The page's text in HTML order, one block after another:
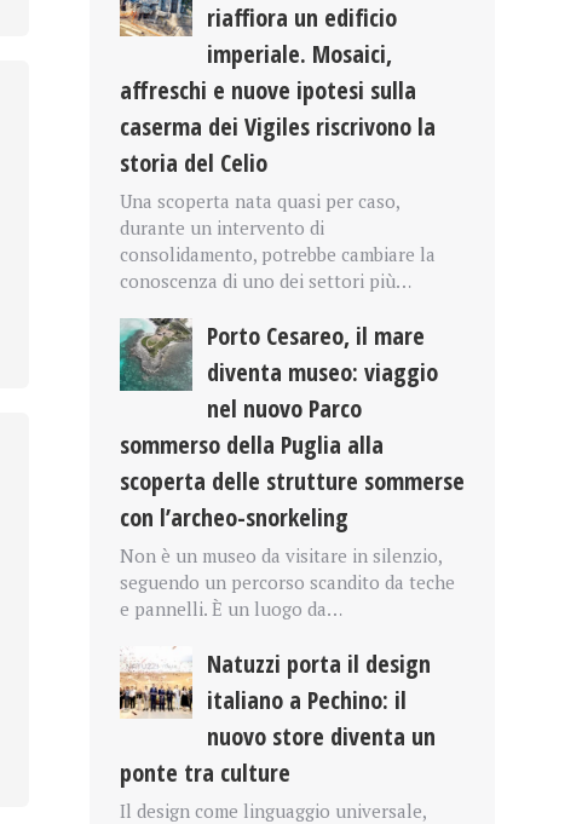
riaffiora un edificio
imperiale. Mosaici,
affreschi e nuove ipotesi sulla
caserma dei Vigiles riscrivono la
storia del Celio
Una scoperta nata quasi per caso,
durante un intervento di
consolidamento, potrebbe cambiare la
conoscenza di uno dei settori più…
Porto Cesareo, il mare
diventa museo: viaggio
nel nuovo Parco
sommerso della Puglia alla
scoperta delle strutture sommerse
con l’archeo-snorkeling
Non è un museo da visitare in silenzio,
seguendo un percorso scandito da teche
e pannelli. È un luogo da…
Natuzzi porta il design
italiano a Pechino: il
nuovo store diventa un
ponte tra culture
Il design come linguaggio universale,